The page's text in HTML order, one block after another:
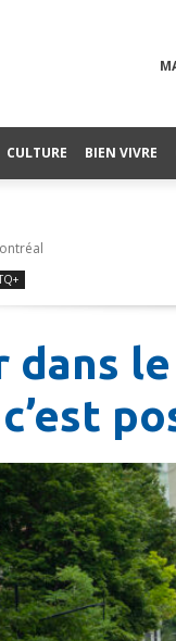
CULTURE BIEN VIVRE
dans